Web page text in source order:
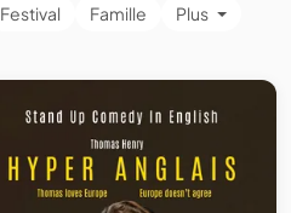
Festival Famille Plus